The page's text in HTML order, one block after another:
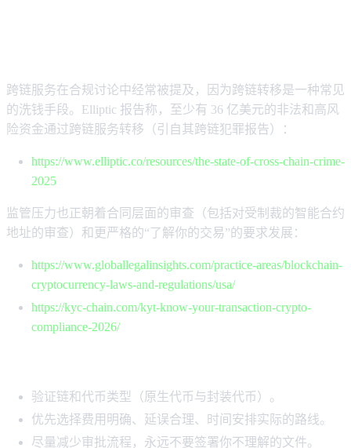
跨链服务在合规讨论中经常被提及，因为跨链转移是一种常见
的洗钱手段。Elliptic 报告称，至少有 36 亿美元的非法和高风
险资金通过跨链服务转移（引自其跨链犯罪报告）：
https://www.elliptic.co/resources/the-state-of-cross-chain-crime-
2025
监管压力也正朝着合同层面的审查（包括对受制裁的智能合约
地址的审查）和更严格的“了解你的交易”的要求发展：
https://www.globallegalinsights.com/practice-areas/blockchain-
cryptocurrency-laws-and-regulations/usa/
https://kyc-chain.com/kyt-know-your-transaction-crypto-
compliance-2026/
验证链和代币类型（原生代币与封装代币）。
优先选择费用明确、延误合理、时间安排实际的路线。
尽量减少审批流程，永远不要签署你不理解的文件。